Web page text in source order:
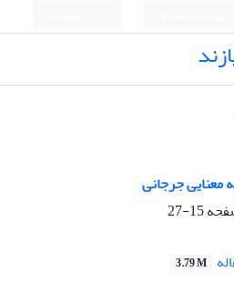
معنایی جرجانی
15-27
3.79 M